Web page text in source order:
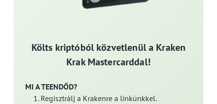
Költs kriptóból közvetlenül a Kraken
Krak Mastercarddal!
MI A TEENDŐD?
Regisztrálj a Krakenre a linkünkkel.